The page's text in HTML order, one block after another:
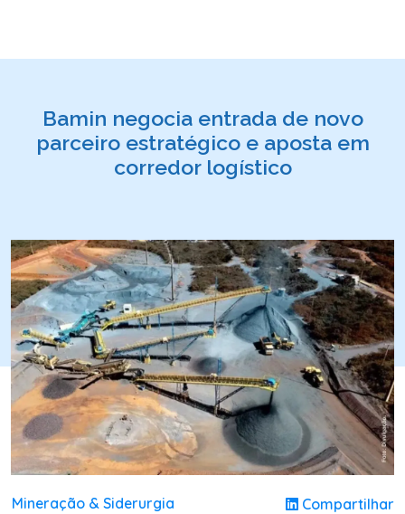
Bamin negocia entrada de novo
parceiro estratégico e aposta em
corredor logístico
Mineração & Siderurgia Compartilhar